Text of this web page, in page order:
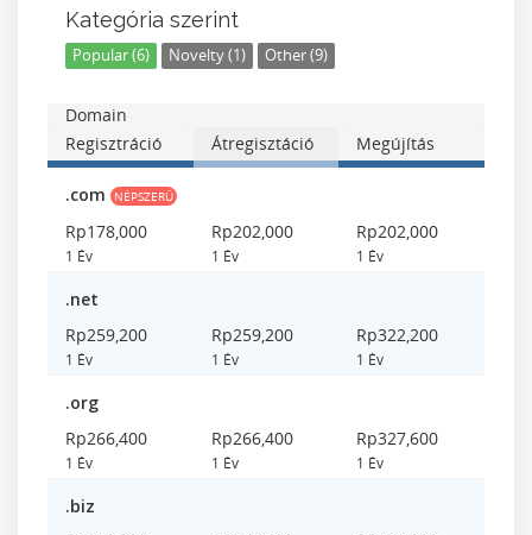
Kategória szerint
Popular (6) Novelty (1) Other (9)
Domain
Regisztráció
Átregisztáció Megújítás
.com NÉPSZERŰ
Rp178,000
1 Év
Rp202,000
1 Év
Rp202,000
1 Év
.net
Rp259,200
1 Év
Rp259,200
1 Év
Rp322,200
1 Év
.org
Rp266,400
1 Év
Rp266,400
1 Év
Rp327,600
1 Év
.biz